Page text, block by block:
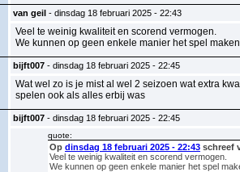
van geil - dinsdag 18 februari 2025 - 22:43
Veel te weinig kwaliteit en scorend vermogen.
We kunnen op geen enkele manier het spel
bijft007 - dinsdag 18 februari 2025 - 22:45
Wat wel zo is je mist al wel 2 seizoen wat extra
spelen ook als alles erbij was
bijft007 - dinsdag 18 februari 2025 - 22:45
quote:
Op dinsdag 18 februari 2025 - 22:43 schreef
Veel te weinig kwaliteit en scorend vermogen.
We kunnen op geen enkele manier het spel